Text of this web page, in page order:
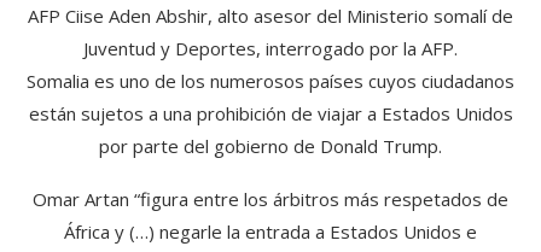
AFP Ciise Aden Abshir, alto asesor del Ministerio somalí de
Juventud y Deportes, interrogado por la AFP.
Somalia es uno de los numerosos países cuyos ciudadanos
están sujetos a una prohibición de viajar a Estados Unidos
por parte del gobierno de Donald Trump.
Omar Artan “figura entre los árbitros más respetados de
África y (…) negarle la entrada a Estados Unidos e